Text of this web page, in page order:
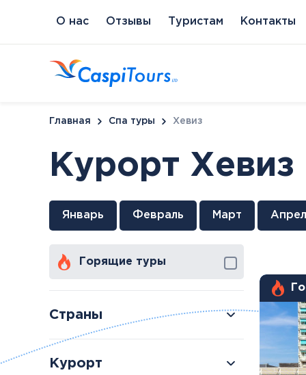
О нас Отзывы Туристам Контакты
Венгрия
Будапешт
Хевиз
Литва
Паланга
Кипр
Протарас
Главная Спа туры Хевиз
Курорт Хевиз
Январь Февраль Март
Горящие туры
Страны
Курорт